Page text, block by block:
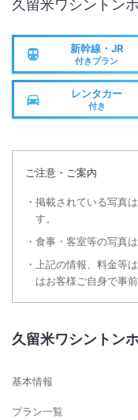
久留米ワシントン
新幹線・JR
付きプラン
レンタカー
付き
ご注意・ご案内
掲載されている写真
す。
食事・客室等の写真は
上記の情報、料金等
はお客様ご自身で事
久留米ワシントン
基本情報
プラン一覧